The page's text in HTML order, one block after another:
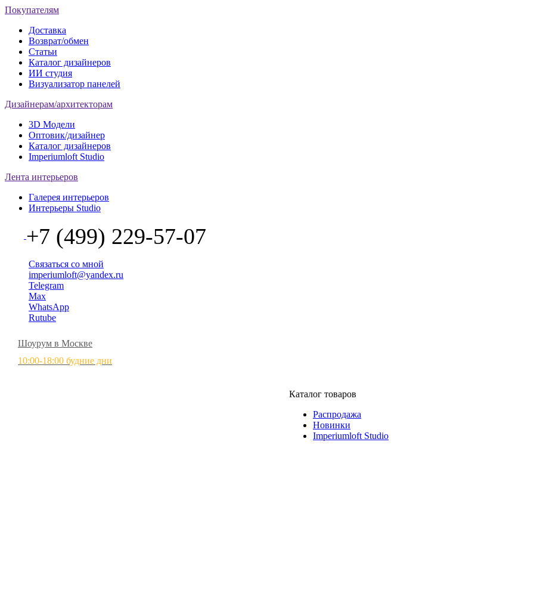
Покупателям
Доставка
Возврат/обмен
Статьи
Каталог дизайнеров
ИИ студия
Визуализатор панелей
Дизайнерам/архитекторам
3D Модели
Оптовик/дизайнер
Каталог дизайнеров
Imperiumloft Studio
Лента интерьеров
Галерея интерьеров
Интерьеры Studio
+7 (499) 229-57-07
Связаться со мной
imperiumloft@yandex.ru
Telegram
Max
WhatsApp
Rutube
Шоурум в Москве
10:00-18:00 будние дни
Каталог товаров
Распродажа
Новинки
Imperiumloft Studio